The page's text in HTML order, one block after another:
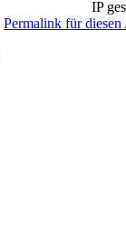
IP
Permalink für